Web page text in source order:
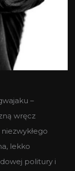
–
wręcz
lekko
politury i